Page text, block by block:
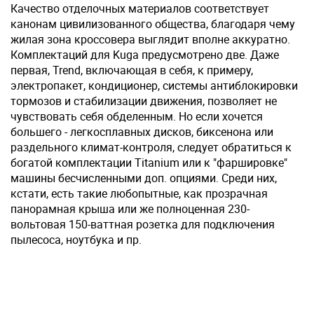
Качество отделочных материалов соответствует
канонам цивилизованного общества, благодаря чему
жилая зона кроссовера выглядит вполне аккуратно.
Комплектаций для Kuga предусмотрено две. Даже
первая, Trend, включающая в себя, к примеру,
электропакет, кондиционер, системы антиблокировки
тормозов и стабилизации движения, позволяет не
чувствовать себя обделенным. Но если хочется
большего - легкосплавных дисков, биксенона или
раздельного климат-контроля, следует обратиться к
богатой комплектации Titanium или к "фаршировке"
машины бесчисленными доп. опциями. Среди них,
кстати, есть такие любопытные, как прозрачная
панорамная крыша или же полноценная 230-
вольтовая 150-ваттная розетка для подключения
пылесоса, ноутбука и пр.